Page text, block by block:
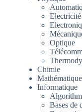
Electricité
Optique
Chimie
Mathématique
Informatique
Bases de